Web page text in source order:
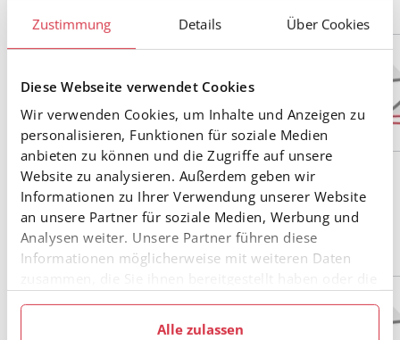
Zustimmung Details Über Cookies
Diese Webseite verwendet Cookies
Wir verwenden Cookies, um Inhalte und Anzeigen zu
personalisieren, Funktionen für soziale Medien
anbieten zu können und die Zugriffe auf unsere
Website zu analysieren. Außerdem geben wir
Informationen zu Ihrer Verwendung unserer Website
an unsere Partner für soziale Medien, Werbung und
Analysen weiter. Unsere Partner führen diese
Informationen möglicherweise mit weiteren Daten
Alle zulassen
Disziplinarkommission